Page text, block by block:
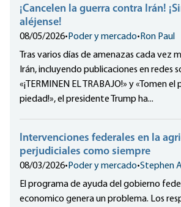
¡Cancelen la guerra contra Irán!
aléjense!
08/05/2026• Poder y mercado• Ron Paul
Tras varios días de amenazas cada vez
Irán, incluyendo publicaciones en redes
«¡TERMINEN EL TRABAJO!» y «Tomen el
piedad!», el presidente Trump ha...
Intervenciones federales en la
perjudiciales como siempre
08/03/2026• Poder y mercado•Stephen
El programa de ayuda del gobierno
economico genera un problema. Los